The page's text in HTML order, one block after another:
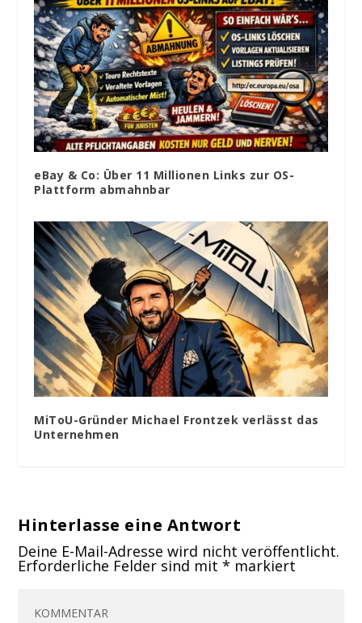
eBay & Co: Über 11 Millionen Links zur OS-
Plattform abmahnbar
MiToU-Gründer Michael Frontzek verlässt das
Unternehmen
Hinterlasse eine Antwort
Deine E-Mail-Adresse wird nicht veröffentlicht.
Erforderliche Felder sind mit* markiert